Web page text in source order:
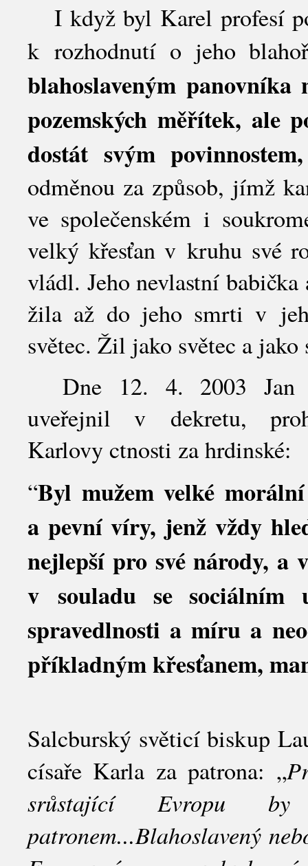
I když byl Karel profesí
k rozhodnutí o jeho
blahoslaveným panovníka
pozemských měřítek, ale
dostát svým
odměnou za způsob, jímž
ve společenském i
velký křesťan v kruhu své
vládl. Jeho nevlastní
žila až do jeho smrti v
světec. Žil jako světec a jako
Dne 12. 4. 2003 Jan
uveřejnil v dekretu,
Karlovy ctnosti za hrdinské:
“Byl mužem velké
a pevní víry, jenž vždy
nejlepší pro své národy, a
v souladu se sociálním
spravedlnosti a míru a
příkladným křesťanem,
Salcburský světicí biskup
císaře Karla za patrona: „
srůstající Evropu
patronem...Blahoslavený